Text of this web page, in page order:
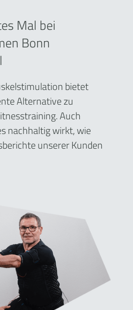
Mal bei
Bonn
bietet
Alternative zu
Auch
nachhaltig wirkt, wie
unserer Kunden